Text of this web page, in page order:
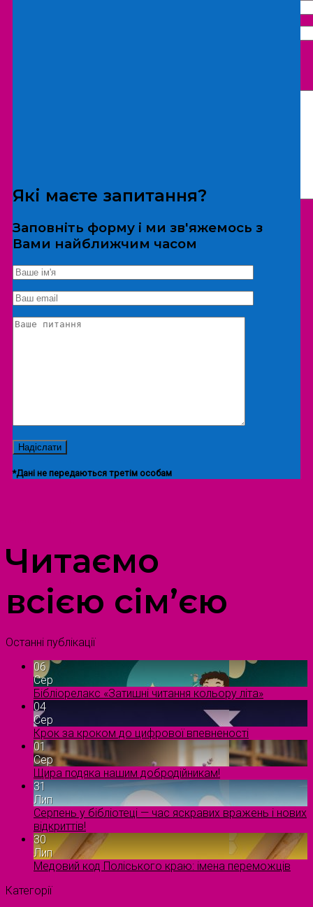
*Дані не передаються третім особам
Екскурсія/локація
Які маєте запитання?
Заповніть форму і ми зв'яжемось з
Вами найближчим часом
*Дані не передаються третім особам
Читаємо
всією сім’єю
Останні публікації
06
Сер
Бібліорелакс «Затишні читання кольору літа»
04
Сер
Крок за кроком до цифрової впевненості
01
Сер
Щира подяка нашим добродійникам!
31
Лип
Серпень у бібліотеці — час яскравих вражень і нових
відкриттів!
30
Лип
Медовий код Поліського краю: імена переможців
Категорії